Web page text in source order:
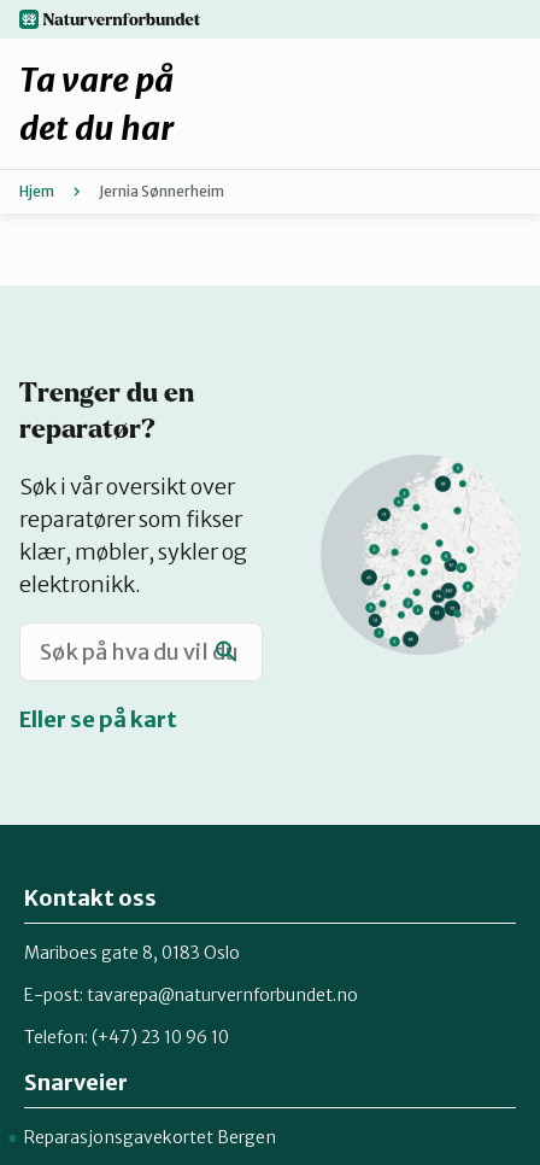
Hopp
til
hovedinnhold
Forbehold
Hvorfor reparere?
Katalog
Mitt navn
Retten til reparasjon
naturvernforbundet.no
Ta vare på
det du har
Hjem Jernia Sønnerheim
Trenger du en
reparatør?
Søk i vår oversikt over
reparatører som fikser
klær, møbler, sykler og
elektronikk.
Eller se på kart
på
kart
Kontakt oss
Mariboes gate 8, 0183 Oslo
E-post: tavarepa@naturvernforbundet.no
Telefon: (+47) 23 10 96 10
Snarveier
Reparasjonsgavekortet Bergen